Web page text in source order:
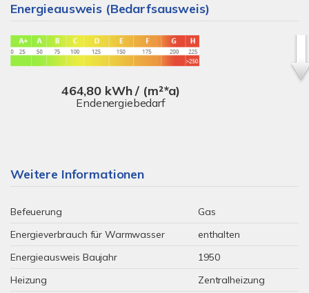
Energieausweis (Bedarfsausweis)
464,80 kWh / (m²*a)
Endenergiebedarf
Weitere Informationen
Befeuerung
Gas
Energieverbrauch für Warmwasser
enthalten
Energieausweis Baujahr
1950
Heizung
Zentralheizung